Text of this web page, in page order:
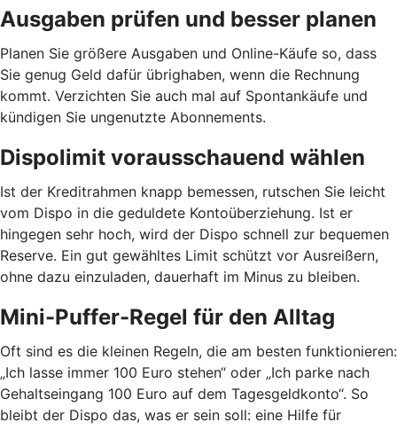
Ausgaben prüfen und besser planen
Planen Sie größere Ausgaben und Online-Käufe so, dass
Sie genug Geld dafür übrighaben, wenn die Rechnung
kommt. Verzichten Sie auch mal auf Spontankäufe und
kündigen Sie ungenutzte Abonnements.
Dispolimit vorausschauend wählen
Ist der Kreditrahmen knapp bemessen, rutschen Sie leicht
vom Dispo in die geduldete Kontoüberziehung. Ist er
hingegen sehr hoch, wird der Dispo schnell zur bequemen
Reserve. Ein gut gewähltes Limit schützt vor Ausreißern,
ohne dazu einzuladen, dauerhaft im Minus zu bleiben.
Mini-Puffer-Regel für den Alltag
Oft sind es die kleinen Regeln, die am besten funktionieren:
„Ich lasse immer 100 Euro stehen“ oder „Ich parke nach
Gehaltseingang 100 Euro auf dem Tagesgeldkonto“. So
bleibt der Dispo das, was er sein soll: eine Hilfe für